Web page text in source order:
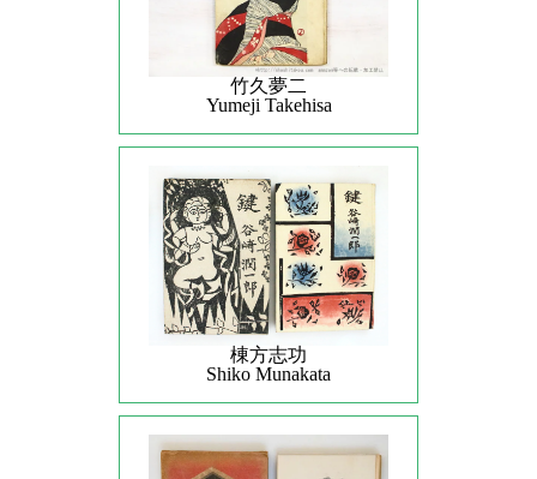
竹久夢二
Yumeji Takehisa
棟方志功
Shiko Munakata